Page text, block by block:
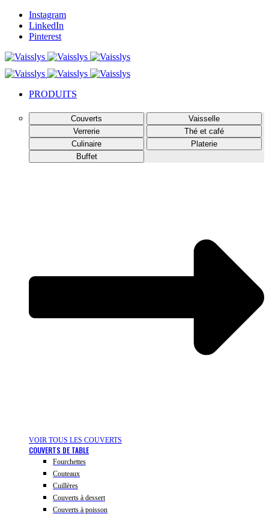
Instagram
LinkedIn
Pinterest
PRODUITS
Couverts
Vaisselle
Verrerie
Thé et café
Culinaire
Platerie
Buffet
VOIR TOUS LES COUVERTS
COUVERTS DE TABLE
Fourchettes
Couteaux
Cuillères
Couverts à dessert
Couverts à poisson